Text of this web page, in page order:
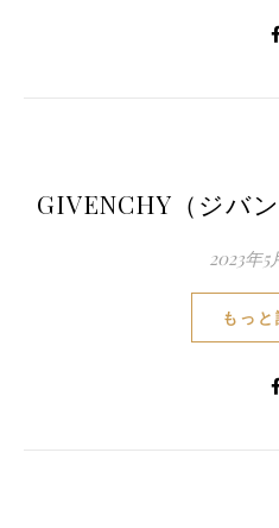
GIVENCHY（ジバ
2023年5
もっ